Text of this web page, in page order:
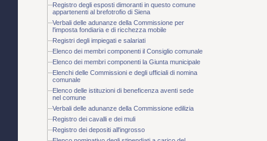
Registro degli esposti dimoranti in questo comune
appartenenti al brefotrofio di Siena
Verbali delle adunanze della Commissione per
l'imposta fondiaria e di ricchezza mobile
Registri degli impiegati e salariati
Elenco dei membri componenti il Consiglio comunale
Elenco dei membri componenti la Giunta municipale
Elenchi delle Commissioni e degli ufficiali di nomina
comunale
Elenco delle istituzioni di beneficenza aventi sede
nel comune
Verbali delle adunanze della Commissione edilizia
Registro dei cavalli e dei muli
Registro dei depositi all'ingrosso